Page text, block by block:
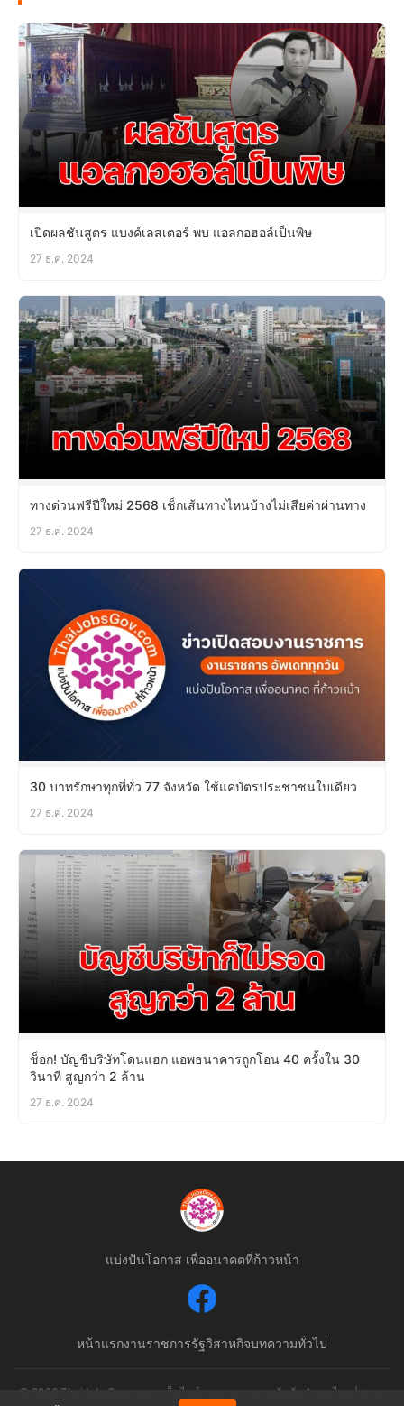
เปิดผลชันสูตร แบงค์เลสเตอร์ พบ แอลกอฮอล์เป็นพิษ
27 ธ.ค. 2024
ทางด่วนฟรีปีใหม่ 2568 เช็กเส้นทางไหนบ้างไม่เสียค่าผ่านทาง
27 ธ.ค. 2024
30 บาทรักษาทุกที่ทั่ว 77 จังหวัด ใช้แค่บัตรประชาชนใบเดียว
27 ธ.ค. 2024
ช็อก! บัญชีบริษัทโดนแฮก แอพธนาคารถูกโอน 40 ครั้งใน 30
วินาที สูญกว่า 2 ล้าน
27 ธ.ค. 2024
แบ่งปันโอกาส เพื่ออนาคตที่ก้าวหน้า
หน้าแรกงานราชการรัฐวิสาหกิจบทความทั่วไป
© 2026 ThaiJobsGov.com - เว็บไซต์รวมงานราชการอันดับ 1 ของไทย | สงวน